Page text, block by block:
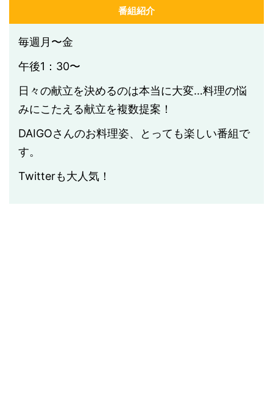
番組紹介
毎週月〜金
午後1：30〜
日々の献立を決めるのは本当に大変…料理の悩
みにこたえる献立を複数提案！
DAIGOさんのお料理姿、とっても楽しい番組で
す。
Twitterも大人気！